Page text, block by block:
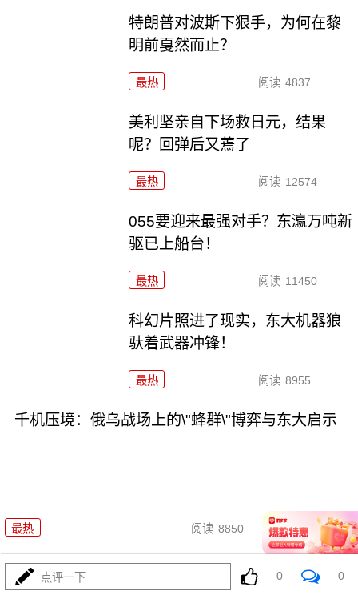
特朗普对波斯下狠手，为何在黎
明前戛然而止？
最热 阅读 4837
美利坚亲自下场救日元，结果
呢？回弹后又蔫了
最热 阅读 12574
055要迎来最强对手？东瀛万吨新
驱已上船台！
最热 阅读 11450
科幻片照进了现实，东大机器狼
驮着武器冲锋！
最热 阅读 8955
千机压境：俄乌战场上的\"蜂群\"博弈与东大启示
最热 阅读 8850 08-04
波斯要给中东\"物理断网\"，特朗
普忙递橄榄枝？
点评一下 0 0